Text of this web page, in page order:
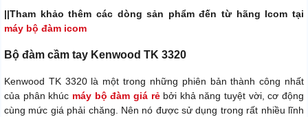
||Tham khảo thêm các dòng sản phẩm đến từ hãng Icom tại
máy bộ đàm icom
Bộ đàm cầm tay Kenwood TK 3320
Kenwood TK 3320 là một trong những phiên bản thành công nhất
của phân khúc máy bộ đàm giá rẻbởi khả năng tuyệt vời, cơ động
cùng mức giá phải chăng. Nên nó được sử dụng trong rất nhiều lĩnh